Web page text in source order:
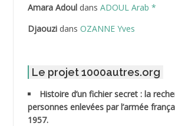
ABDELLI Mohamed
ABDELLI Mohamed *
ABDELMOUMENE Ahmed
ABDESMED Mohamed ben Kaddour
Amara Adouldans ADOUL Arab *
Djaouzidans OZANNE Yves
Le projet 1000autres.org
Histoire d’un fichier secret : la
personnes enlevées par l’armée
1957.